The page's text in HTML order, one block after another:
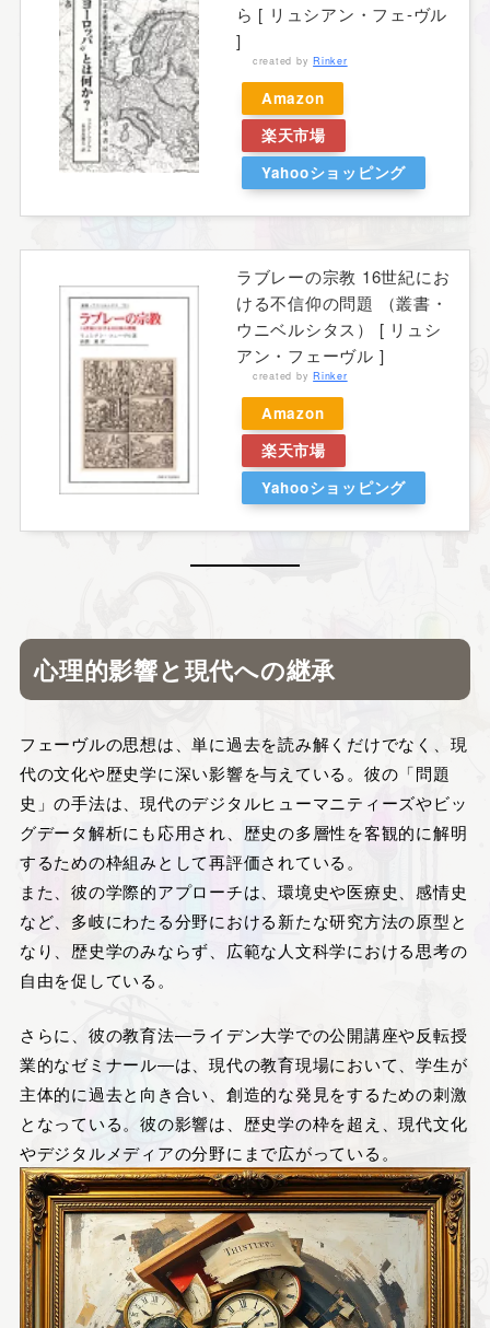
ら [ リュシアン・フェ-ヴル
]
created byRinker
Amazon
楽天市場
Yahooショッピング
ラブレーの宗教 16世紀にお
ける不信仰の問題 （叢書・
ウニベルシタス） [ リュシ
アン・フェーヴル ]
created byRinker
Amazon
楽天市場
Yahooショッピング
心理的影響と現代への継承
フェーヴルの思想は、単に過去を読み解くだけでなく、現
代の文化や歴史学に深い影響を与えている。彼の「問題
史」の手法は、現代のデジタルヒューマニティーズやビッ
グデータ解析にも応用され、歴史の多層性を客観的に解明
するための枠組みとして再評価されている。
また、彼の学際的アプローチは、環境史や医療史、感情史
など、多岐にわたる分野における新たな研究方法の原型と
なり、歴史学のみならず、広範な人文科学における思考の
自由を促している。
さらに、彼の教育法―ライデン大学での公開講座や反転授
業的なゼミナール―は、現代の教育現場において、学生が
主体的に過去と向き合い、創造的な発見をするための刺激
となっている。彼の影響は、歴史学の枠を超え、現代文化
やデジタルメディアの分野にまで広がっている。